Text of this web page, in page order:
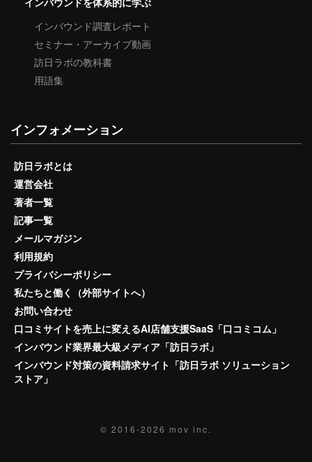
インバウンド調査レポート
セミナー・アーカイブ動画
訪日ラボの教科書
用語集
インフォメーション
訪日ラボとは
運営会社
著者一覧
記事一覧
メールマガジン
利用規約
プライバシーポリシー
私たちと働く（外部サイトへ）
お問い合わせ
口コミサイトを売上に変えるAI店舗支援SaaS「口コミコム」
インバウンド業界最大級メディア「訪日ラボ」
インバウンド対策の資料請求サイト「訪日ラボ ソリューション
ストア」
© 2016-2026 mov inc.